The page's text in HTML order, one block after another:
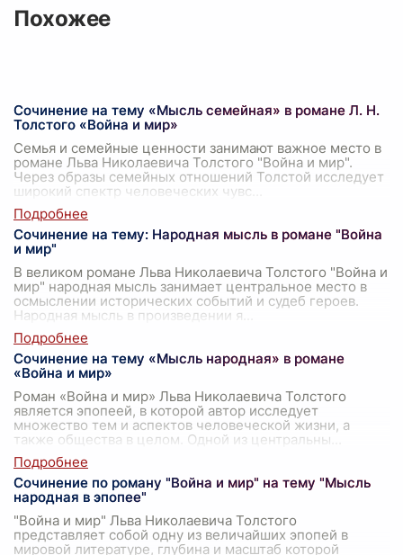
Похожее
Сочинение на тему «Мысль семейная» в романе Л. Н.
Толстого «Война и мир»
Семья и семейные ценности занимают важное место в
романе Льва Николаевича Толстого "Война и мир".
Через образы семейных отношений Толстой исследует
широкий спектр человеческих чувс
Сочинение на тему: Народная мысль в романе "Война
и мир"
В великом романе Льва Николаевича Толстого "Война и
мир" народная мысль занимает центральное место в
осмыслении исторических событий и судеб героев.
Народная мысль в произведении я
Сочинение на тему «Мысль народная» в романе
«Война и мир»
Роман «Война и мир» Льва Николаевича Толстого
является эпопеей, в которой автор исследует
множество тем и аспектов человеческой жизни, а
также общества в целом. Одной из центральны
Сочинение по роману "Война и мир" на тему "Мысль
народная в эпопее"
"Война и мир" Льва Николаевича Толстого
представляет собой одну из величайших эпопей в
мировой литературе, глубина и масштаб которой